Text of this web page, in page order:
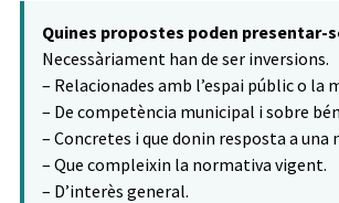
Quines propostes poden presentar-
Necessàriament han de ser inversions.
– Relacionades amb l’espai públic o la
– De competència municipal i sobre
– Concretes i que donin resposta a
– Que compleixin la normativa vigent.
– D’interès general.